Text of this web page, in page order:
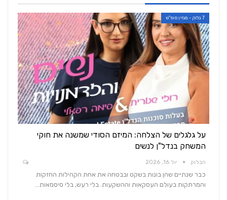
7 בלוק - מגזין סופ"ש
על גלגלים של הצלחה: המיזם הסודי שמשנה את חוקי
המשחק בנדל"ן לנשים
הבלוק יול 16, 2026
כבר שנתיים שהן בונות בשקט ובבטחה את אחת הקהילות החזקות
והמרתקות בעולם העסקאות וההשקעות. בלי רעש, בלי סיסמאות…